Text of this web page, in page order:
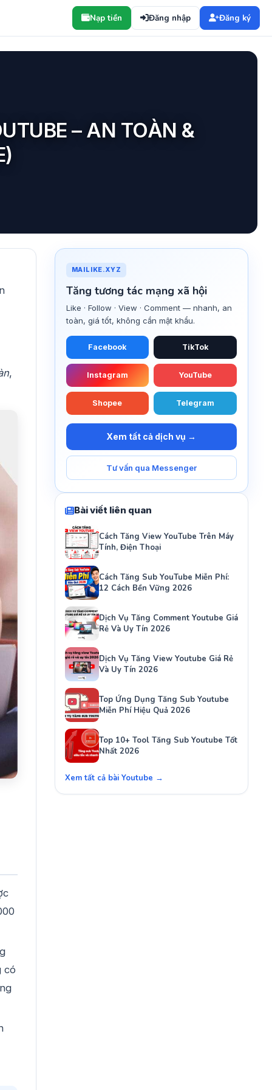
Nạp tiền Đăng nhập Đăng ký
– AN TOÀN &
,
có
MAILIKE.XYZ
Tăng tương tác mạng xã hội
Like · Follow · View · Comment — nhanh, an
toàn, giá tốt, không cần mật khẩu.
Facebook TikTok
Instagram YouTube
Shopee Telegram
Xem tất cả dịch vụ →
Tư vấn qua Messenger
Bài viết liên quan
Cách Tăng View YouTube Trên Máy
Tính, Điện Thoại
Cách Tăng Sub YouTube Miễn Phí:
12 Cách Bền Vững 2026
Dịch Vụ Tăng Comment Youtube Giá
Rẻ Và Uy Tín 2026
Dịch Vụ Tăng View Youtube Giá Rẻ
Và Uy Tín 2026
Top Ứng Dụng Tăng Sub Youtube
Miễn Phí Hiệu Quả 2026
Top 10+ Tool Tăng Sub Youtube Tốt
Nhất 2026
Xem tất cả bài Youtube →